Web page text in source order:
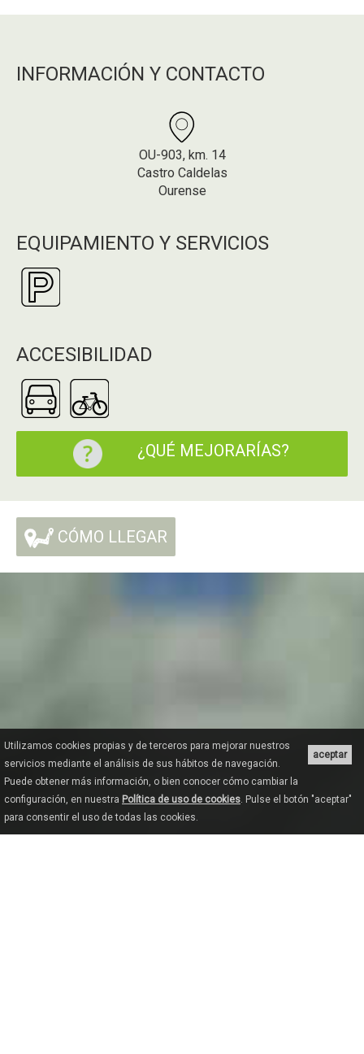
INFORMACIÓN Y CONTACTO
OU-903, km. 14
Castro Caldelas
Ourense
EQUIPAMIENTO Y SERVICIOS
ACCESIBILIDAD
¿QUÉ MEJORARÍAS?
CÓMO LLEGAR
aceptar
Utilizamos cookies propias y de terceros para mejorar nuestros
servicios mediante el análisis de sus hábitos de navegación.
Puede obtener más información, o bien conocer cómo cambiar la
configuración, en nuestra Política de uso de cookies. Pulse el botón "aceptar"
para consentir el uso de todas las cookies.